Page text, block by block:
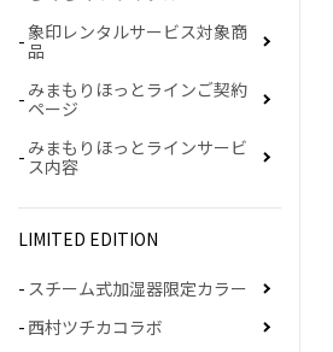
象印レンタルサービス対象商
品
みまもりほっとラインご契約
ページ
みまもりほっとラインサービ
ス内容
LIMITED EDITION
スチーム式加湿器限定カラー
西村ツチカコラボ